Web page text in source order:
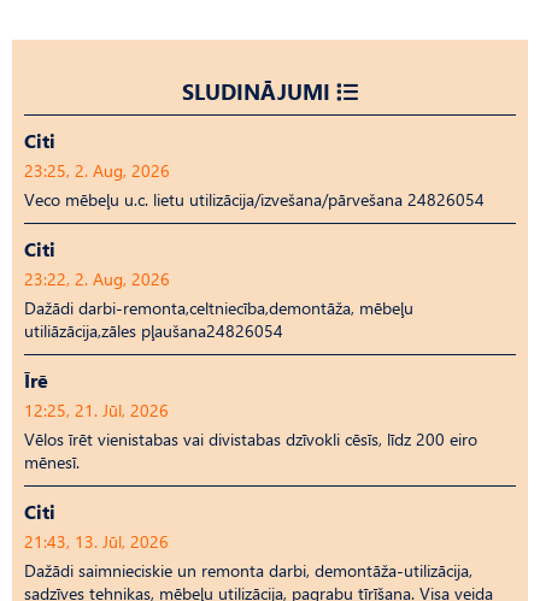
SLUDINĀJUMI
Citi
23:25, 2. Aug, 2026
Veco mēbeļu u.c. lietu utilizācija/izvešana/pārvešana 24826054
Citi
23:22, 2. Aug, 2026
Dažādi darbi-remonta,celtniecība,demontāža, mēbeļu
utiliāzācija,zāles pļaušana24826054
Īrē
12:25, 21. Jūl, 2026
Vēlos īrēt vienistabas vai divistabas dzīvokli cēsīs, līdz 200 eiro
mēnesī.
Citi
21:43, 13. Jūl, 2026
Dažādi saimnieciskie un remonta darbi, demontāža-utilizācija,
sadzīves tehnikas, mēbeļu utilizācija, pagrabu tīrīšana. Visa veida